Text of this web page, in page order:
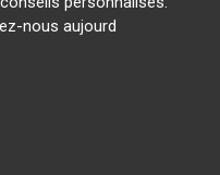
nous aujourd